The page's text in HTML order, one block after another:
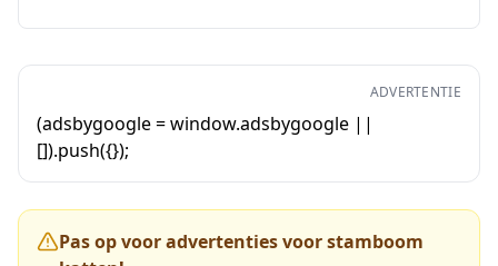
ADVERTENTIE
(adsbygoogle = window.adsbygoogle ||
[]).push({});
Pas op voor advertenties voor stamboom